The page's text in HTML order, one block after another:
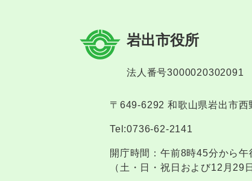
岩出市役所
法人番号3000020302091
〒649-6292 和歌山県岩出市西
Tel:0736-62-2141
開庁時間：午前8時45分から
（土・日・祝日および12月29